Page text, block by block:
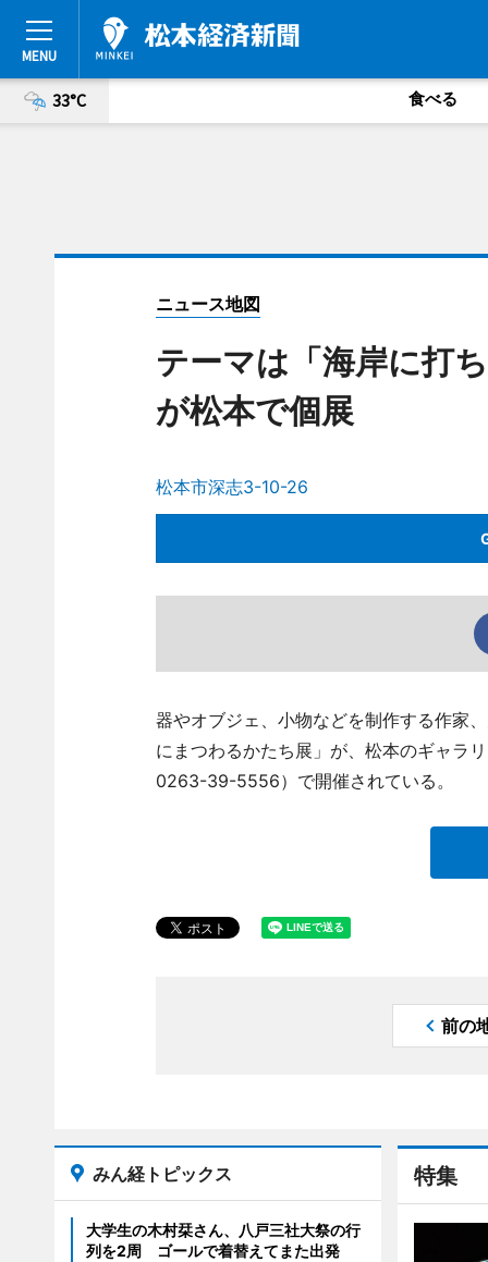
33°C 食べる
ニュース地図
テーマは「海岸に打
が松本で個展
松本市深志3-10-26
器やオブジェ、小物などを制作する作家
にまつわるかたち展」が、松本のギャラ
0263-39-5556）で開催されている。
前の
特集
みん経トピックス
大学生の木村栞さん、八戸三社大祭の行
列を2周 ゴールで着替えてまた出発